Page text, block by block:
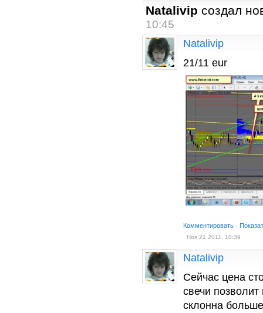
Natalivip создал
10:45
Natalivip
21/11 eur
Комментировать ·
Ноя 21 2011, 10:39
Natalivip
Сейчас цена
свечи
склонна